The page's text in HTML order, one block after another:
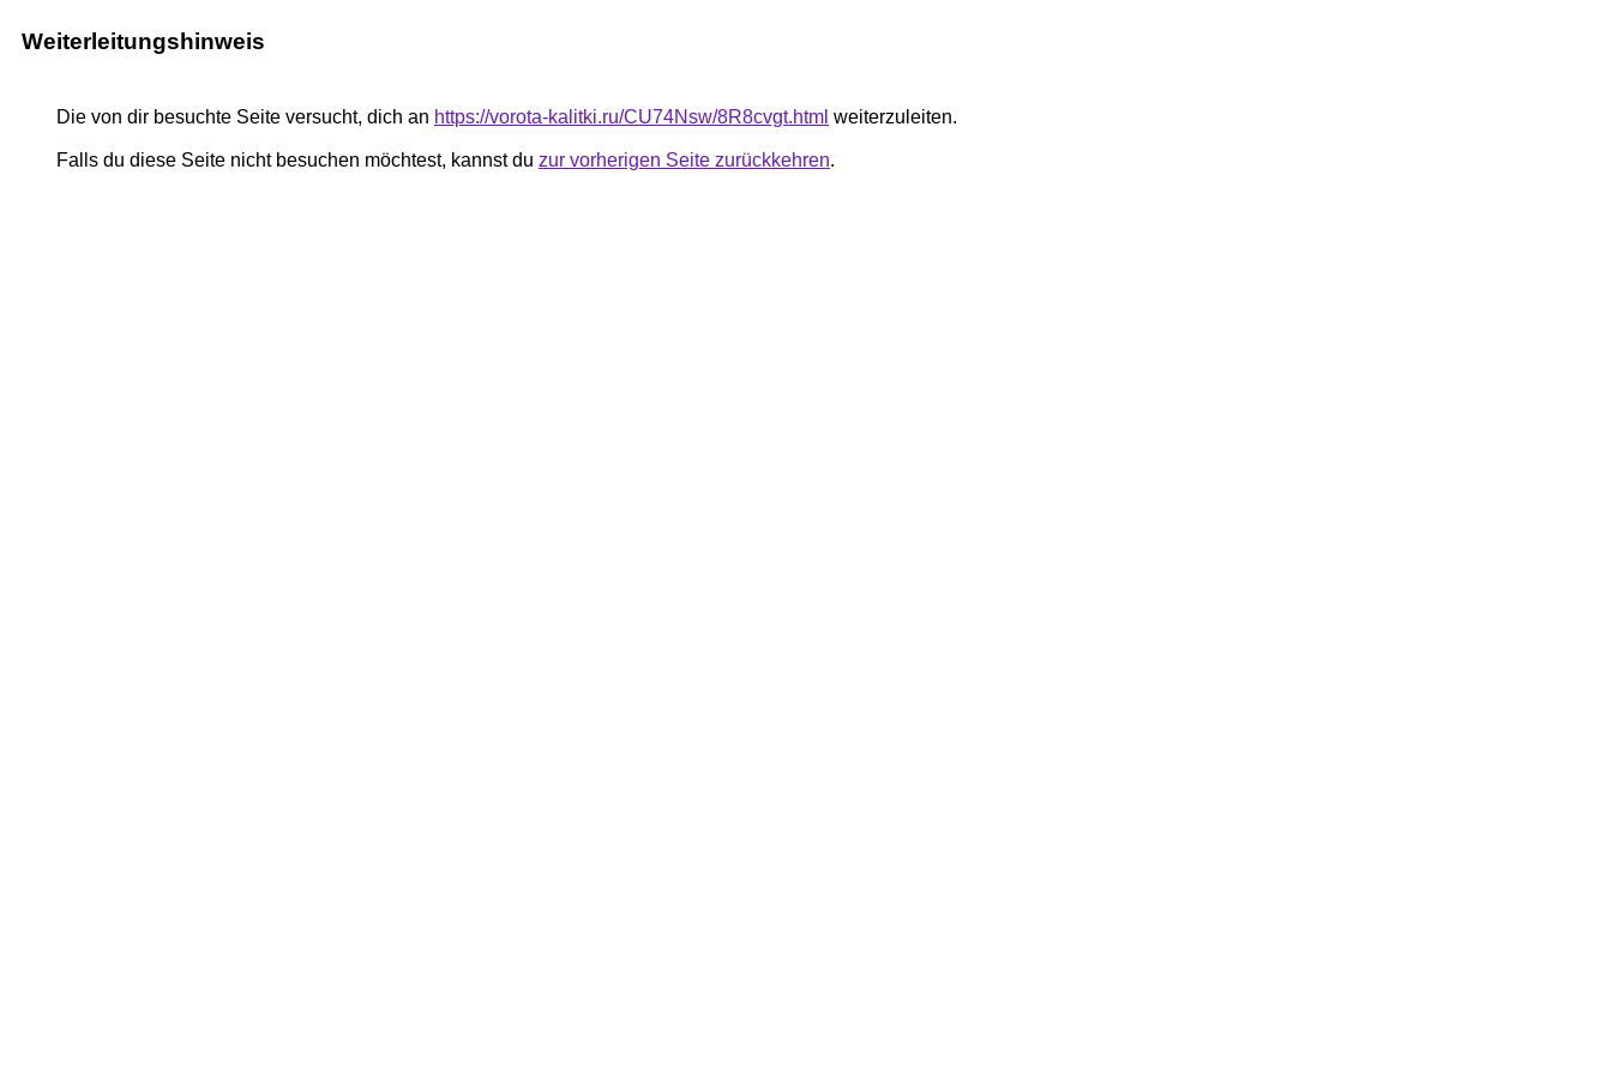
Weiterleitungshinweis
Die von dir besuchte Seite versucht, dich an https://vorota-kalitki.ru/CU74Nsw/8R8cvgt.html weiterzuleiten.
Falls du diese Seite nicht besuchen möchtest, kannst du zur vorherigen Seite zurückkehren.